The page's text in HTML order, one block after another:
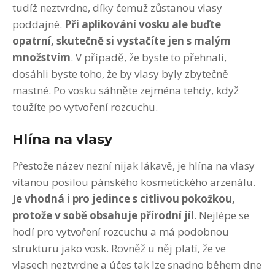
tudíž neztvrdne, díky čemuž zůstanou vlasy
poddajné. Při aplikování vosku ale buďte
opatrní, skutečně si vystačíte jen s malým
množstvím. V případě, že byste to přehnali,
dosáhli byste toho, že by vlasy byly zbytečně
mastné. Po vosku sáhněte zejména tehdy, když
toužíte po vytvoření rozcuchu.
Hlína na vlasy
Přestože název nezní nijak lákavě, je hlína na vlasy
vítanou posilou pánského kosmetického arzenálu.
Je vhodná i pro jedince s citlivou pokožkou,
protože v sobě obsahuje přírodní jíl. Nejlépe se
hodí pro vytvoření rozcuchu a má podobnou
strukturu jako vosk. Rovněž u něj platí, že ve
vlasech neztvrdne a účes tak lze snadno během dne